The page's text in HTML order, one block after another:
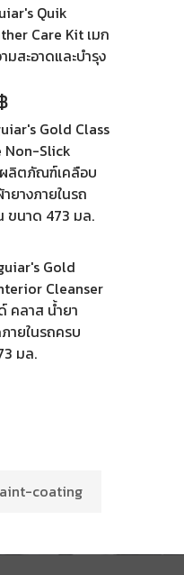
Quik
Care Kit เมก
มสะอาดและบำรุง
Gold Class
Non-Slick
ผลิตภัณฑ์เคลือบ
ยางภายในรถ
ขนาด 473 มล.
Gold
Cleanser
คลาส น้ำยา
ายในรถครบ
มล.
coating